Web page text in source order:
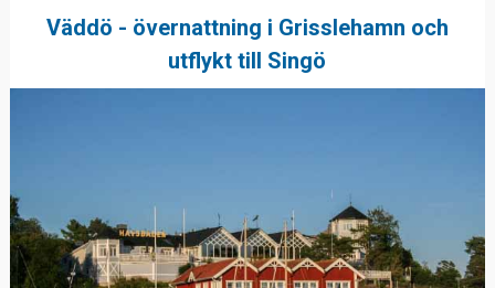
Väddö - övernattning i Grisslehamn och
utflykt till Singö